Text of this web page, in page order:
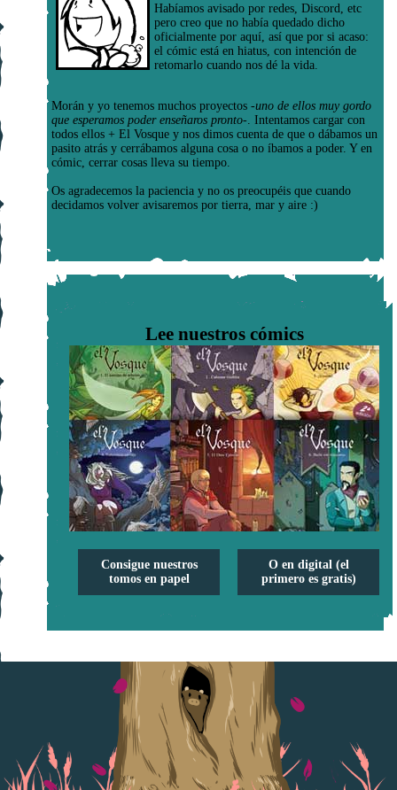
Habíamos avisado por redes, Discord, etc
pero creo que no había quedado dicho
oficialmente por aquí, así que por si acaso:
el cómic está en hiatus, con intención de
retomarlo cuando nos dé la vida.
Morán y yo tenemos muchos proyectos -uno de ellos muy gordo
que esperamos poder enseñaros pronto- . Intentamos cargar con
todos ellos + El Vosque y nos dimos cuenta de que o dábamos un
pasito atrás y cerrábamos alguna cosa o no íbamos a poder. Y en
cómic, cerrar cosas lleva su tiempo.
Os agradecemos la paciencia y no os preocupéis que cuando
decidamos volver avisaremos por tierra, mar y aire :)
Lee nuestros cómics
Consigue nuestros
tomos en papel
O en digital (el
primero es gratis)